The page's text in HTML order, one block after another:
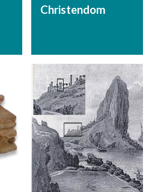
Christendom